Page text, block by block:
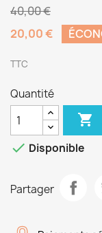
40,00 €
20,00 €
TTC
Quantité

 Disponible
Partager